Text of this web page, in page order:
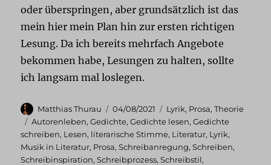
oder überspringen, aber grundsätzlich ist das
mein hier mein Plan hin zur ersten richtigen
Lesung. Da ich bereits mehrfach Angebote
bekommen habe, Lesungen zu halten, sollte
ich langsam mal loslegen.
Autor
Matthias Thurau
Veröffentlicht
am
04/08/2021 Kategorien
Lyrik, Prosa,Theorie
Schlagwörter
Autorenleben,Gedichte,Gedichte lesen,Gedichte
schreiben, Lesen, literarische Stimme, Literatur, Lyrik,
Musik in Literatur, Prosa,Schreibanregung,Schreiben,
Schreibinspiration,Schreibprozess,Schreibstil,